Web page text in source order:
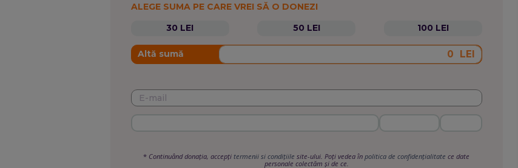
ALEGE SUMA PE CARE VREI SĂ O DONEZI
30 LEI
50 LEI 100 LEI
Altă sumă LEI
* Continuând donația, accepțitermenii si condițiile site-ului. Poți vedea înpolitica de confidențialitate ce date
personale colectăm și de ce.